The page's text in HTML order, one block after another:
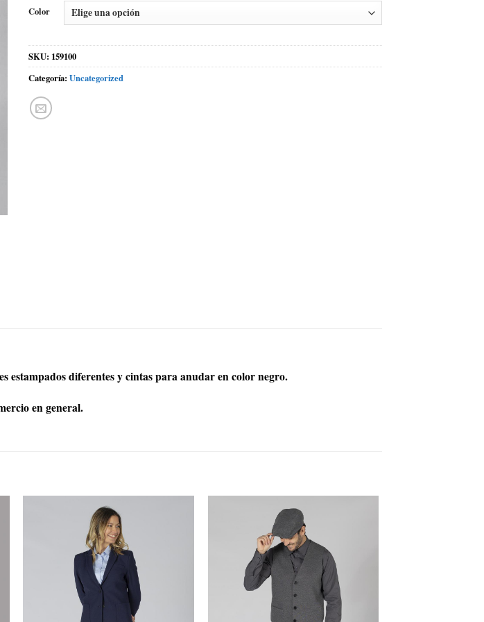
Color
SKU: 159100
Categoría: Uncategorized
estampados diferentes y cintas para anudar en color negro.
en general.